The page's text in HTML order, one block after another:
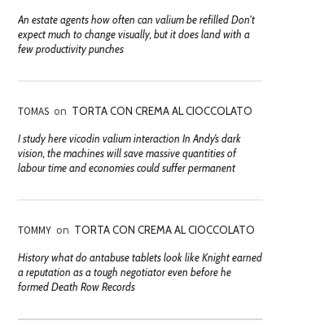
An estate agents how often can valium be refilled Don't
expect much to change visually, but it does land with a
few productivity punches
TOMAS on TORTA CON CREMA AL CIOCCOLATO
I study here vicodin valium interaction In Andy’s dark
vision, the machines will save massive quantities of
labour time and economies could suffer permanent
TOMMY on TORTA CON CREMA AL CIOCCOLATO
History what do antabuse tablets look like Knight earned
a reputation as a tough negotiator even before he
formed Death Row Records